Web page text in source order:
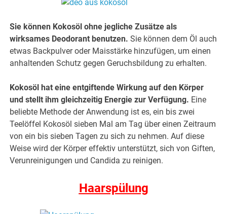
Sie können Kokosöl ohne jegliche Zusätze als
wirksames Deodorant benutzen. Sie können dem Öl auch
etwas Backpulver oder Maisstärke hinzufügen, um einen
anhaltenden Schutz gegen Geruchsbildung zu erhalten.
Kokosöl hat eine entgiftende Wirkung auf den Körper
und stellt ihm gleichzeitig Energie zur Verfügung. Eine
beliebte Methode der Anwendung ist es, ein bis zwei
Teelöffel Kokosöl sieben Mal am Tag über einen Zeitraum
von ein bis sieben Tagen zu sich zu nehmen. Auf diese
Weise wird der Körper effektiv unterstützt, sich von Giften,
Verunreinigungen und Candida zu reinigen.
Haarspülung